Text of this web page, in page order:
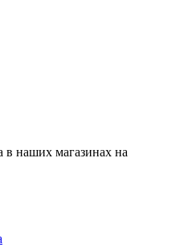
в наших магазинах на